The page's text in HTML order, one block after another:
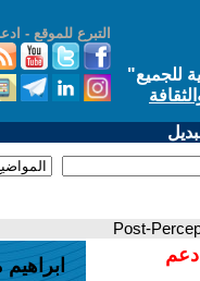
التبرع للموقع -
للجميع"
دعم